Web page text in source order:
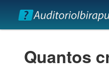
Quantos